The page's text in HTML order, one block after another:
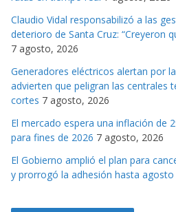
r
i
a
s
Claudio Vidal responsabilizó a las
deterioro de Santa Cruz: “Creyeron
7 agosto, 2026
Generadores eléctricos alertan por
advierten que peligran las centrales
cortes 7 agosto, 2026
El mercado espera una inflación de
para fines de 2026 7 agosto, 2026
El Gobierno amplió el plan para
y prorrogó la adhesión hasta agosto